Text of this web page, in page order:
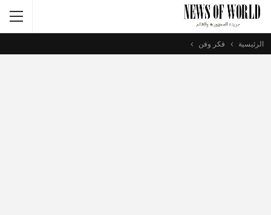
الرئيسية فكر وفن